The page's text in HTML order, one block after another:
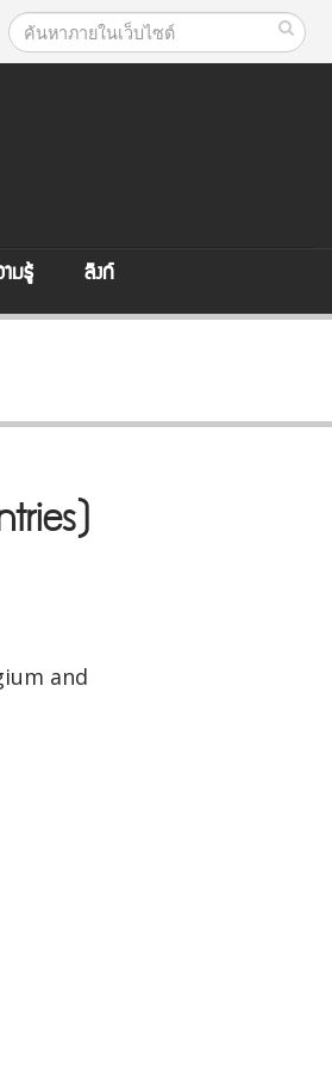
มรู้ ลิงก์
and